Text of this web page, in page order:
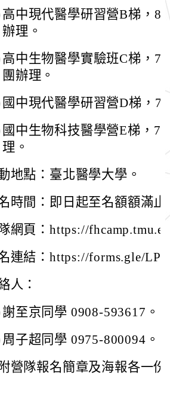
高中現代醫學研習營B梯，
辦理。
高中生物醫學實驗班C梯，
團辦理。
國中現代醫學研習營D梯，
國中生物科技醫學營E梯，
理。
地點：臺北醫學大學。
時間：即日起至名額額滿止
網頁：https://
連結：https://forms.gle/
人：
謝至京同學 0908-593617。
周子超同學 0975-800094。
營隊報名簡章及海報各一